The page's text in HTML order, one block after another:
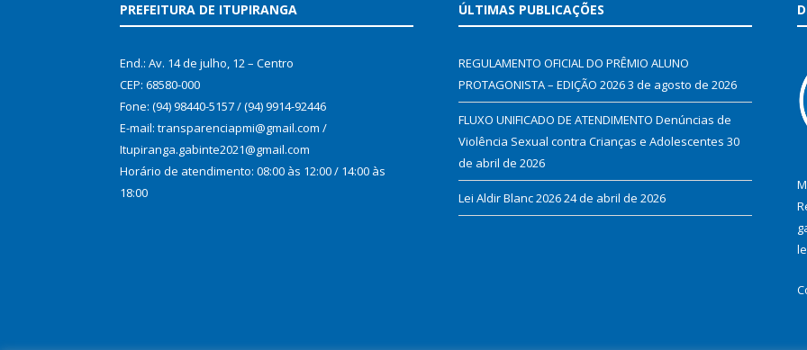
PREFEITURA DE ITUPIRANGA
End.: Av. 14 de julho, 12 – Centro
CEP: 68580-000
Fone: (94) 98440-5157 / (94) 9914-92446
E-mail: transparenciapmi@gmail.com /
Itupiranga.gabinte2021@gmail.com
Horário de atendimento: 08:00 às 12:00 / 14:00 às
18:00
ÚLTIMAS PUBLICAÇÕES
REGULAMENTO OFICIAL DO PRÊMIO ALUNO
PROTAGONISTA – EDIÇÃO 20263 de agosto de 2026
FLUXO UNIFICADO DE ATENDIMENTO Denúncias de
Violência Sexual contra Crianças e Adolescentes 30
de abril de 2026
Lei Aldir Blanc 202624 de abril de 2026